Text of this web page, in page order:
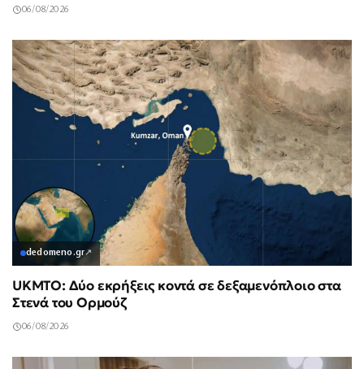
06/08/2026
dedomeno.gr↗
UKMTO: Δύο εκρήξεις κοντά σε δεξαμενόπλοιο στα
Στενά του Ορμούζ
06/08/2026